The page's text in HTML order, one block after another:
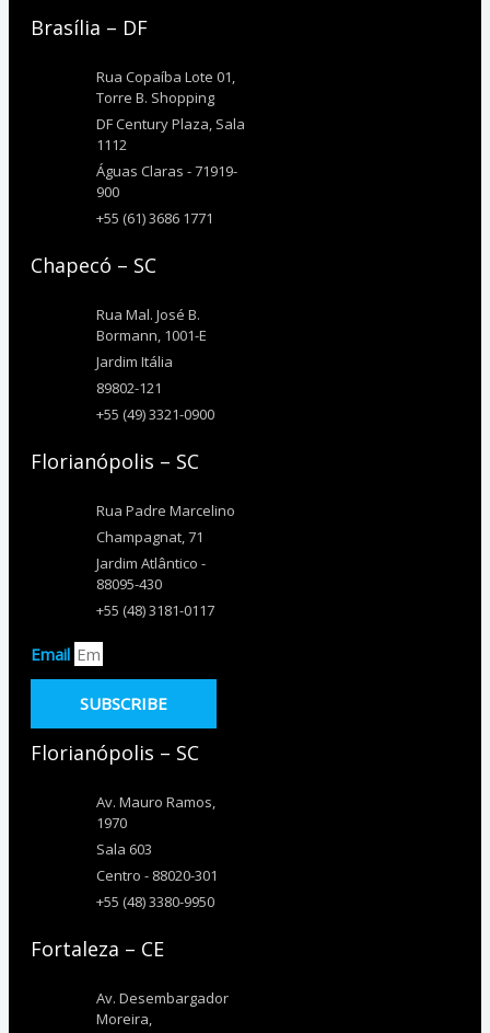
Brasília – DF
Rua Copaíba Lote 01,
Torre B. Shopping
DF Century Plaza, Sala
1112
Águas Claras - 71919-
900
+55 (61) 3686 1771
Chapecó – SC
Rua Mal. José B.
Bormann, 1001-E
Jardim Itália
89802-121
+55 (49) 3321-0900
Florianópolis – SC
Rua Padre Marcelino
Champagnat, 71
Jardim Atlântico -
88095-430
+55 (48) 3181-0117
Email
SUBSCRIBE
Florianópolis – SC
Av. Mauro Ramos,
1970
Sala 603
Centro - 88020-301
+55 (48) 3380-9950
Fortaleza – CE
Av. Desembargador
Moreira,